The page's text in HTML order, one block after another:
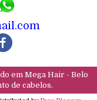
em Mega Hair - Belo
de cabelos.